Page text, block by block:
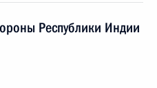
Республики Индии